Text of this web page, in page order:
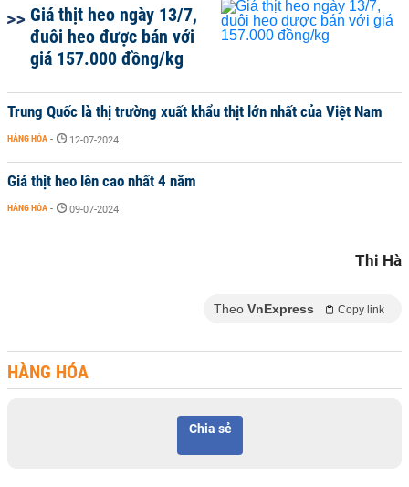
Giá thịt heo ngày 13/7,
đuôi heo được bán với
giá 157.000 đồng/kg
Trung Quốc là thị trường xuất khẩu thịt lớn nhất của Việt Nam
HÀNG HÓA - 12-07-2024
Giá thịt heo lên cao nhất 4 năm
HÀNG HÓA - 09-07-2024
Thi Hà
Theo VnExpress Copy link
HÀNG HÓA
Chia sẻ